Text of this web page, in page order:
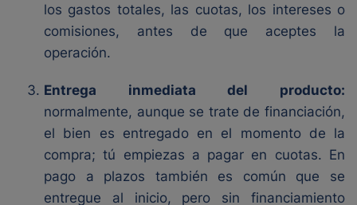
los gastos totales, las cuotas, los intereses o
comisiones, antes de que aceptes la
operación.
Entrega inmediata del producto:
normalmente, aunque se trate de financiación,
el bien es entregado en el momento de la
compra; tú empiezas a pagar en cuotas. En
pago a plazos también es común que se
entregue al inicio, pero sin financiamiento